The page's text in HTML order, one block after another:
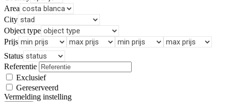
Area
City
Object type
Prijs
Status
Referentie
Exclusief
Gereserveerd
Vermelding instelling